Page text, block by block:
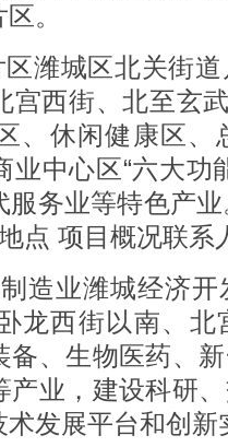
。
潍城区北关街
宫西街、北至玄
、休闲健康区、
业中心区“六大功
服务业等特色产
点 项目概况联系
造业潍城经济
龙西街以南、北
备、生物医药、
产业，建设科研
发展平台和创新